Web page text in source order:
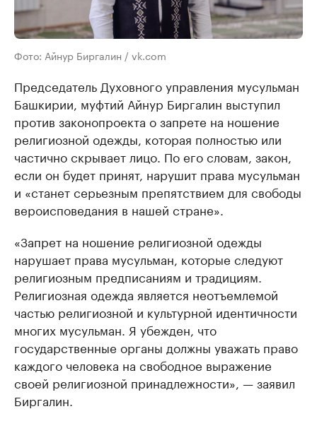
Фото: Айнур Биргалин / vk.com
Председатель Духовного управления мусульман
Башкирии, муфтий Айнур Биргалин выступил
против законопроекта о запрете на ношение
религиозной одежды, которая полностью или
частично скрывает лицо. По его словам, закон,
если он будет принят, нарушит права мусульман
и «станет серьезным препятствием для свободы
вероисповедания в нашей стране».
«Запрет на ношение религиозной одежды
нарушает права мусульман, которые следуют
религиозным предписаниям и традициям.
Религиозная одежда является неотъемлемой
частью религиозной и культурной идентичности
многих мусульман. Я убежден, что
государственные органы должны уважать право
каждого человека на свободное выражение
своей религиозной принадлежности», — заявил
Биргалин.